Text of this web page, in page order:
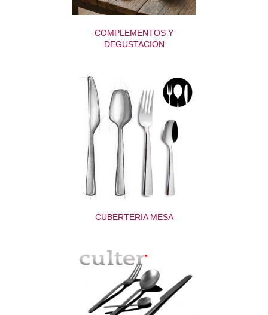
COMPLEMENTOS Y
DEGUSTACION
CUBERTERIA MESA